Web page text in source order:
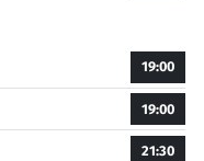
19:00
19:00
21:30